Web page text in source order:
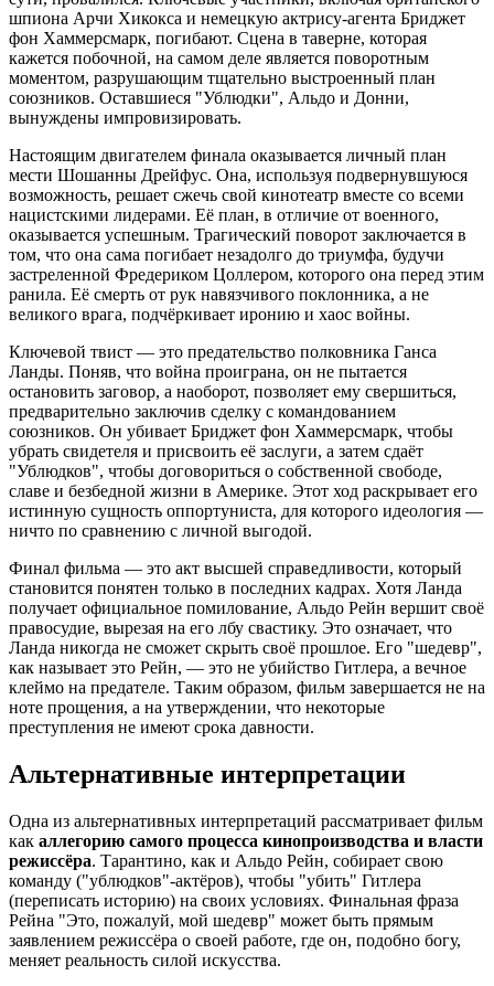
шпиона Арчи Хикокса и немецкую актрису-агента Бриджет
фон Хаммерсмарк, погибают. Сцена в таверне, которая
кажется побочной, на самом деле является поворотным
моментом, разрушающим тщательно выстроенный план
союзников. Оставшиеся "Ублюдки", Альдо и Донни,
вынуждены импровизировать.
Настоящим двигателем финала оказывается личный план
мести Шошанны Дрейфус. Она, используя подвернувшуюся
возможность, решает сжечь свой кинотеатр вместе со всеми
нацистскими лидерами. Её план, в отличие от военного,
оказывается успешным. Трагический поворот заключается в
том, что она сама погибает незадолго до триумфа, будучи
застреленной Фредериком Цоллером, которого она перед этим
ранила. Её смерть от рук навязчивого поклонника, а не
великого врага, подчёркивает иронию и хаос войны.
Ключевой твист — это предательство полковника Ганса
Ланды. Поняв, что война проиграна, он не пытается
остановить заговор, а наоборот, позволяет ему свершиться,
предварительно заключив сделку с командованием
союзников. Он убивает Бриджет фон Хаммерсмарк, чтобы
убрать свидетеля и присвоить её заслуги, а затем сдаёт
"Ублюдков", чтобы договориться о собственной свободе,
славе и безбедной жизни в Америке. Этот ход раскрывает его
истинную сущность оппортуниста, для которого идеология —
ничто по сравнению с личной выгодой.
Финал фильма — это акт высшей справедливости, который
становится понятен только в последних кадрах. Хотя Ланда
получает официальное помилование, Альдо Рейн вершит своё
правосудие, вырезая на его лбу свастику. Это означает, что
Ланда никогда не сможет скрыть своё прошлое. Его "шедевр",
как называет это Рейн, — это не убийство Гитлера, а вечное
клеймо на предателе. Таким образом, фильм завершается не на
ноте прощения, а на утверждении, что некоторые
преступления не имеют срока давности.
Альтернативные интерпретации
Одна из альтернативных интерпретаций рассматривает фильм
как аллегорию самого процесса кинопроизводства и власти
режиссёра. Тарантино, как и Альдо Рейн, собирает свою
команду ("ублюдков"-актёров), чтобы "убить" Гитлера
(переписать историю) на своих условиях. Финальная фраза
Рейна "Это, пожалуй, мой шедевр" может быть прямым
заявлением режиссёра о своей работе, где он, подобно богу,
меняет реальность силой искусства.